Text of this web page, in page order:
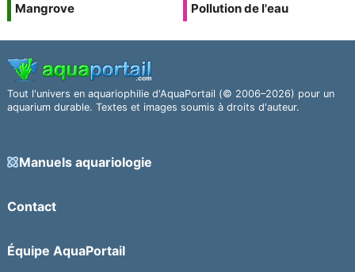
Mangrove
Pollution de l'eau
Tout l'univers en aquariophilie d'AquaPortail (© 2006–2026) pour un
aquarium durable. Textes et images soumis à droits d'auteur.
Manuels aquariologie
Contact
Équipe AquaPortail